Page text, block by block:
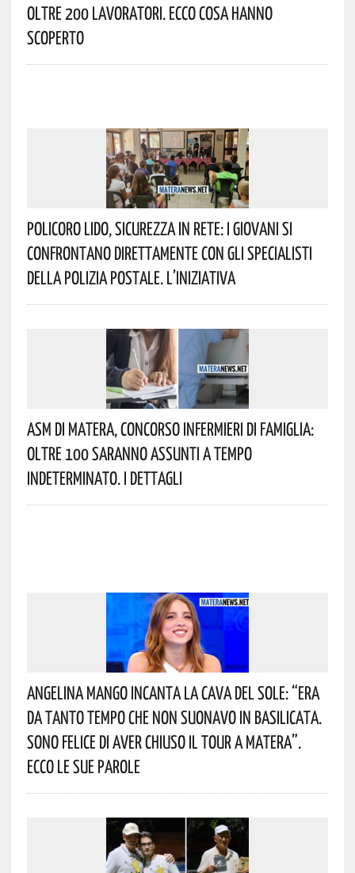
Oltre 200 Lavoratori. Ecco Cosa Hanno
Scoperto
Policoro Lido, Sicurezza In Rete: I Giovani Si
Confrontano Direttamente Con Gli Specialisti
Della Polizia Postale. L’iniziativa
Asm Di Matera, Concorso Infermieri Di Famiglia:
Oltre 100 Saranno Assunti A Tempo
Indeterminato. I Dettagli
Angelina Mango Incanta La Cava Del Sole: “era
Da Tanto Tempo Che Non Suonavo In Basilicata.
Sono Felice Di Aver Chiuso Il Tour A Matera”.
Ecco Le Sue Parole